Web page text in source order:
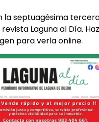
la septuagésima
Laguna al Día.
para verla online.